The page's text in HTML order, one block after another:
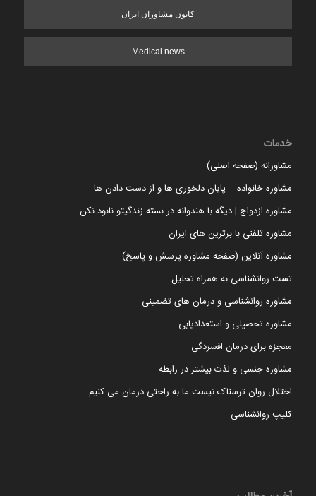
کانون مشاوران ایران
Medical news
خدمات
مشاورانه (صفحه اصلی)
مشاوره خانواده = پایان دلخوری ها و از دست دادن ها
مشاوره ازدواج | دیگه با هندوانه در بسته زندگیتو نابود نکن
مشاوره تلفنی با برترین های ایران
مشاوره آنلاین (صفحه مشاوره پرسش و پاسخ)
تست روانشناسی به همراه تحلیل
مشاوره روانشناسی و درمان های تضمینی
مشاوره تحصیلی و استعدادیابی
معجزه برای درمان افسردگی
مشاوره جنسی و لذت بیشتر در رابطه
اختلال روان ترسناک نیست ما به راحتی درمان می کنیم
کلیپ روانشناسی